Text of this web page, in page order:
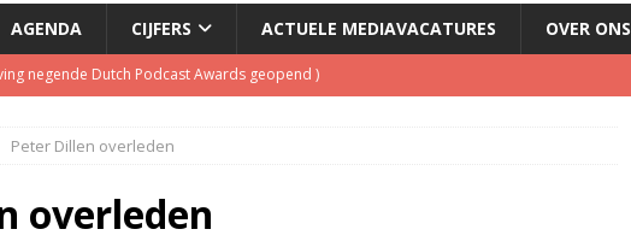
AGENDA CIJFERS ACTUELE MEDIAVACATURES OVER ONS
negende Dutch Podcast Awards geopend )
lanceert meest actuele nieuwspodcast van Nederland
Leon Ramakers lanceert Jolene Country Radio
Peter Dillen overleden
overleden